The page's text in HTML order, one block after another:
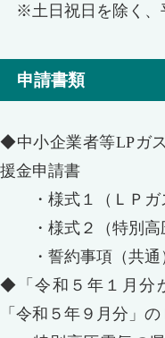
※土日祝日を除く、
申請書類
◆中小企業者等LPガ
援金申請書
・様式１（Ｌ
・様式２（特別高
・誓約事項（
◆「令和５年１月分
「令和５年９月分」